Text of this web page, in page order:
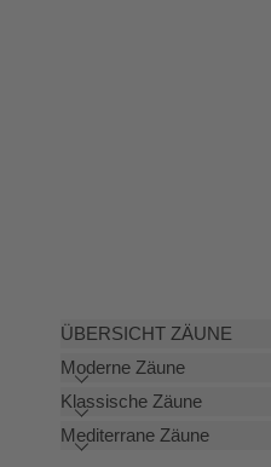
ÜBERSICHT ZÄUNE
Moderne Zäune
Klassische Zäune
Mediterrane Zäune